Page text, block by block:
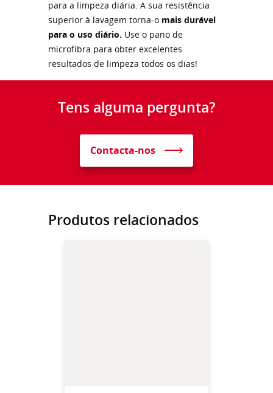
para a limpeza diária. A sua resistência
superior à lavagem torna-o mais durável
para o uso diário. Use o pano de
microfibra para obter excelentes
resultados de limpeza todos os dias!
Tens alguma pergunta?
Contacta-nos
Produtos relacionados